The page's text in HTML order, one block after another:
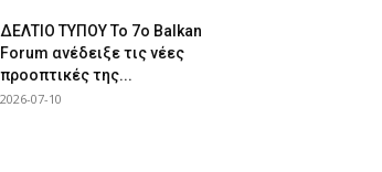
ΔΕΛΤΙΟ ΤΥΠΟΥ Το 7ο Balkan
Forum ανέδειξε τις νέες
προοπτικές της...
2026-07-10